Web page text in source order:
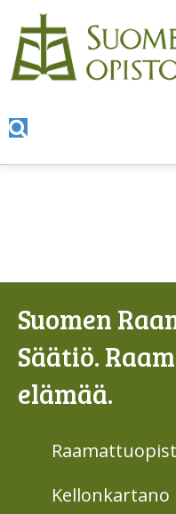
Suomen
Säätiö.
elämää.
Kellonkartano